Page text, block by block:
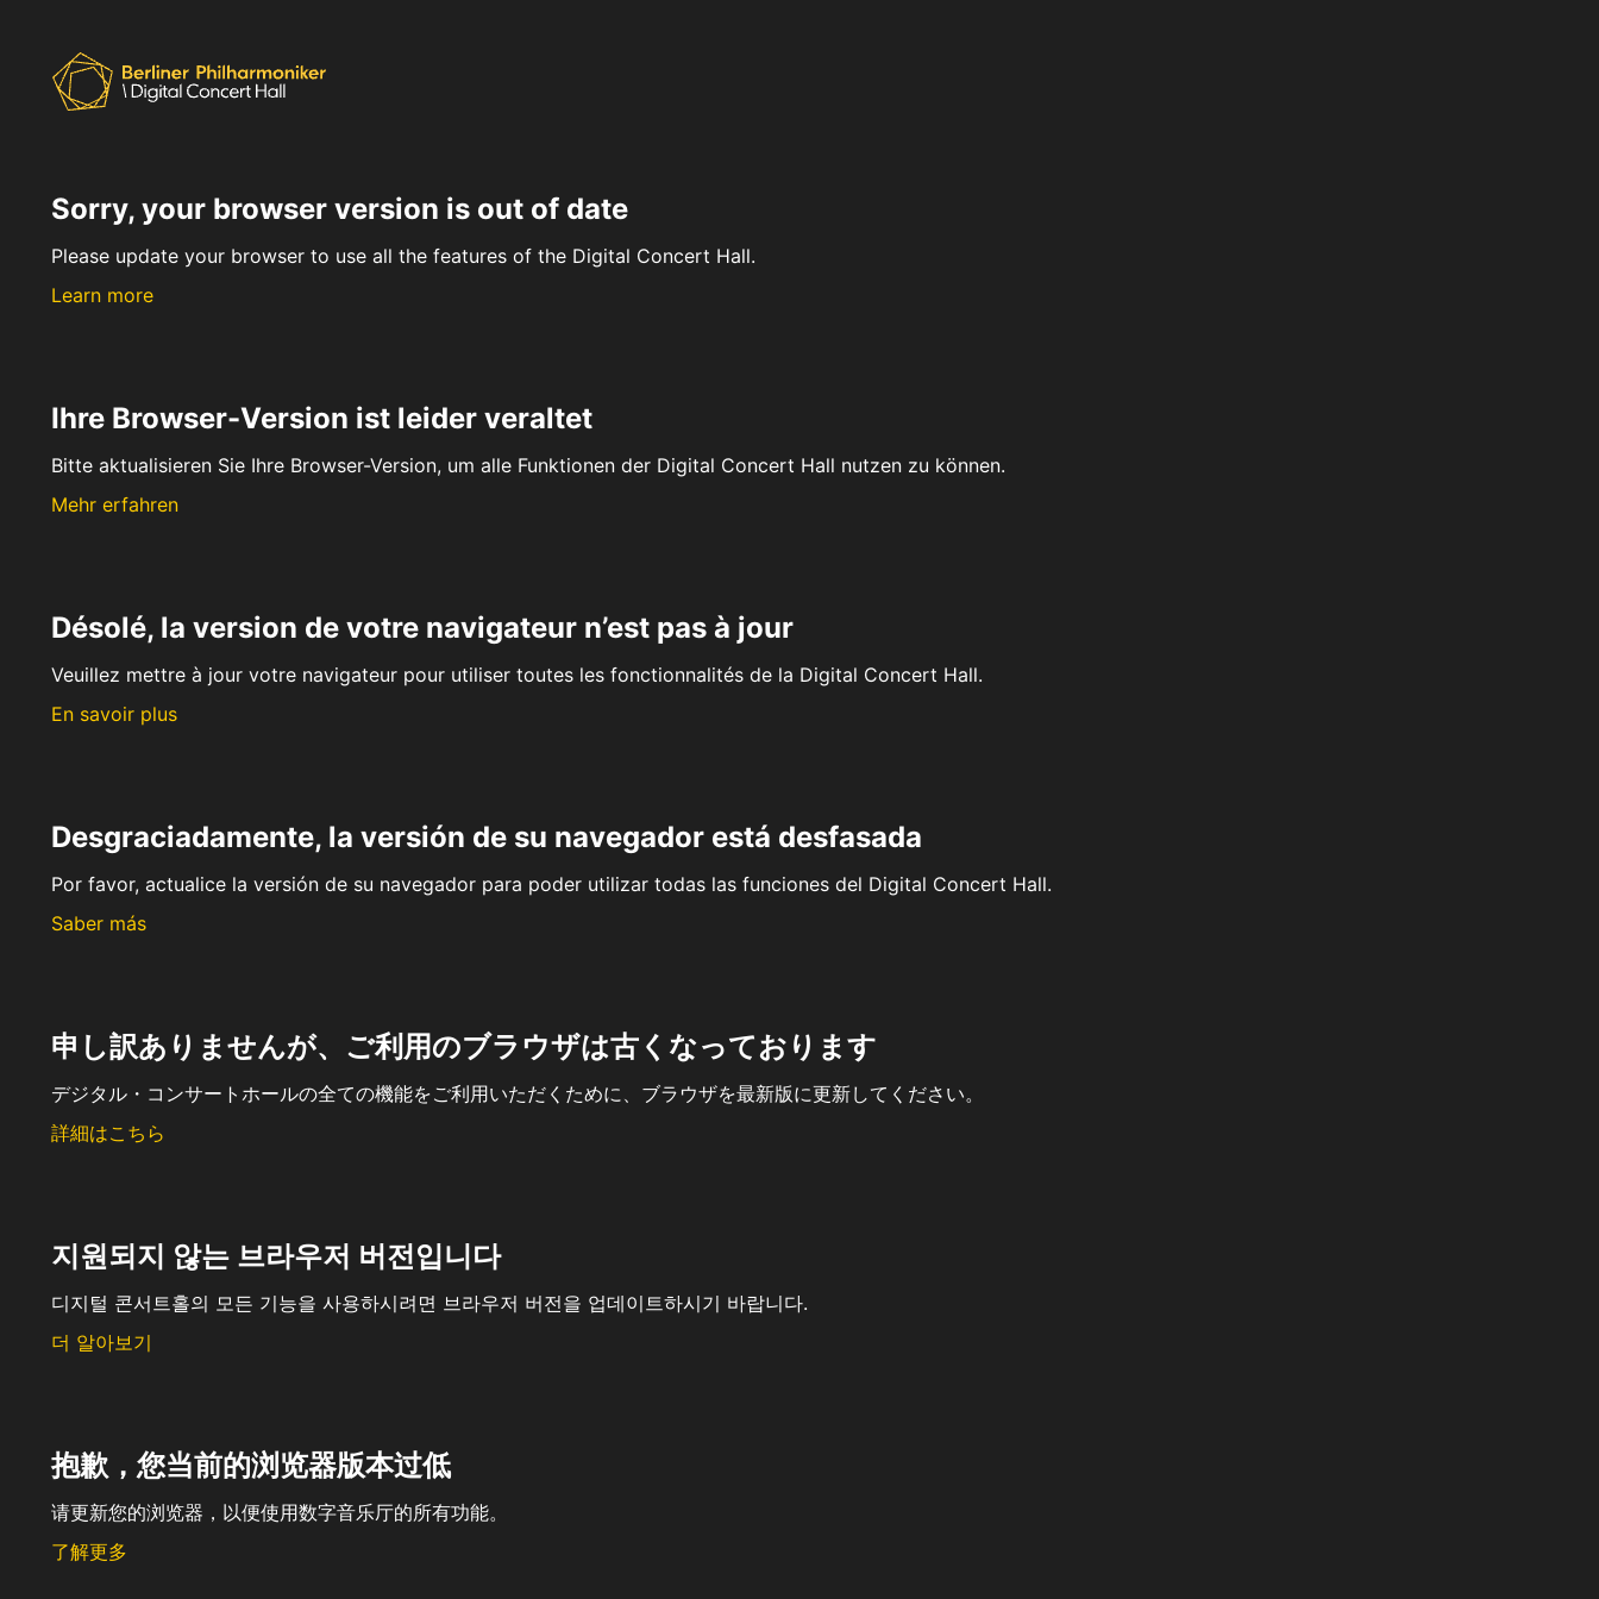
Sorry, your browser version is out of date
Please update your browser to use all the features of the Digital Concert Hall.
Learn more
Ihre Browser-Version ist leider veraltet
Bitte aktualisieren Sie Ihre Browser-Version, um alle Funktionen der Digital Concert Hall nutzen zu können.
Mehr erfahren
Désolé, la version de votre navigateur n’est pas à jour
Veuillez mettre à jour votre navigateur pour utiliser toutes les fonctionnalités de la Digital Concert Hall.
En savoir plus
Desgraciadamente, la versión de su navegador está desfasada
Por favor, actualice la versión de su navegador para poder utilizar todas las funciones del Digital Concert Hall.
Saber más
申し訳ありませんが、ご利用のブラウザは古くなっております
デジタル・コンサートホールの全ての機能をご利用いただくために、ブラウザを最新版に更新してください。
詳細はこちら
지원되지 않는 브라우저 버전입니다
디지털 콘서트홀의 모든 기능을 사용하시려면 브라우저 버전을 업데이트하시기 바랍니다.
더 알아보기
抱歉，您当前的浏览器版本过低
请更新您的浏览器，以便使用数字音乐厅的所有功能。
了解更多